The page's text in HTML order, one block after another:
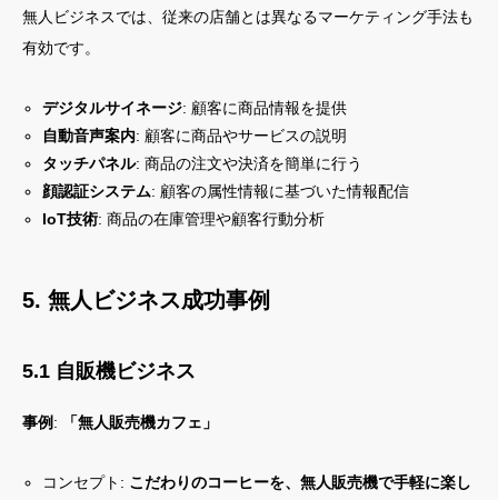
無人ビジネスでは、従来の店舗とは異なるマーケティング手法も
有効です。
デジタルサイネージ: 顧客に商品情報を提供
自動音声案内: 顧客に商品やサービスの説明
タッチパネル: 商品の注文や決済を簡単に行う
顔認証システム: 顧客の属性情報に基づいた情報配信
IoT技術: 商品の在庫管理や顧客行動分析
5. 無人ビジネス成功事例
5.1 自販機ビジネス
事例: 「無人販売機カフェ」
コンセプト: こだわりのコーヒーを、無人販売機で手軽に楽し